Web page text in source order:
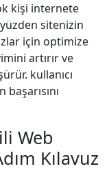
kişi internete
sitenizin
için optimize
artırır ve
kullanıcı
Web
Kılavuz